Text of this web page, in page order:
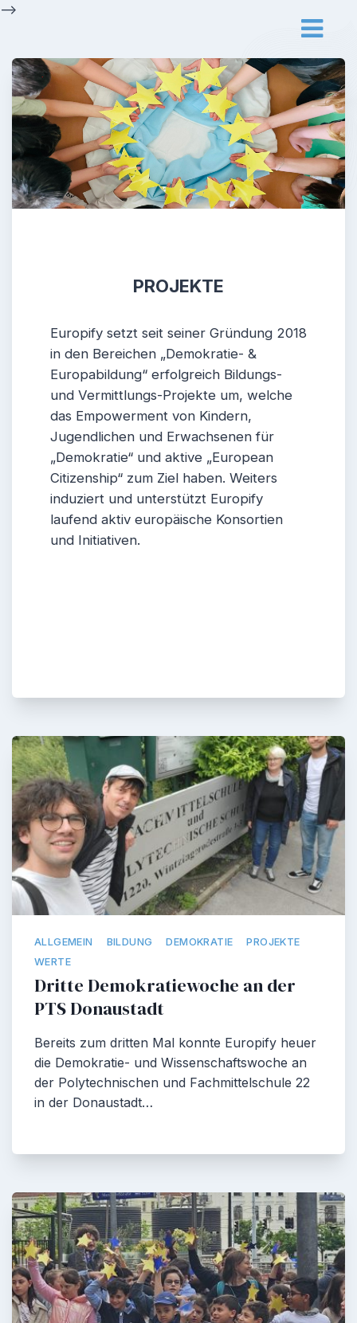
Skip
-->
PROJEKTE
Europify setzt seit seiner Gründung 2018
in den Bereichen „Demokratie- &
Europabildung“ erfolgreich Bildungs-
und Vermittlungs-Projekte um, welche
das Empowerment von Kindern,
Jugendlichen und Erwachsenen für
„Demokratie“ und aktive „European
Citizenship“ zum Ziel haben. Weiters
induziert und unterstützt Europify
laufend aktiv europäische Konsortien
und Initiativen.
ALLGEMEIN BILDUNG DEMOKRATIE
PROJEKTE
WERTE
Dritte Demokratiewoche an der
PTS Donaustadt
Bereits zum dritten Mal konnte Europify heuer
die Demokratie- und Wissenschaftswoche an
der Polytechnischen und Fachmittelschule 22
in der Donaustadt…